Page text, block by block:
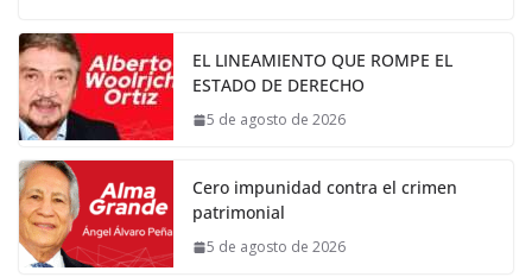
EL LINEAMIENTO QUE ROMPE EL
ESTADO DE DERECHO
5 de agosto de 2026
Cero impunidad contra el crimen
patrimonial
5 de agosto de 2026